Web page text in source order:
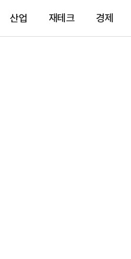
산업 재테크 경제